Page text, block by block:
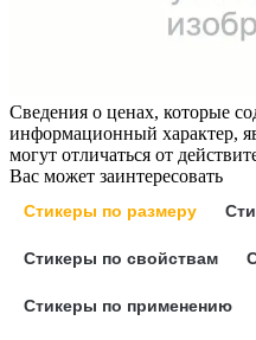
Сведения о ценах, которые
информационный характер,
могут отличаться от
Вас может заинтересовать
Стикеры по размеру
Стикеры по свойствам
Стикеры по применению